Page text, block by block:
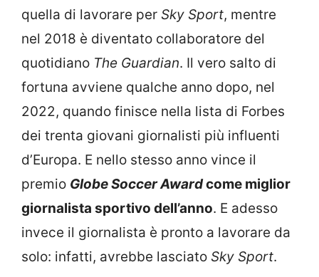
quella di lavorare per Sky Sport, mentre
nel 2018 è diventato collaboratore del
quotidiano The Guardian. Il vero salto di
fortuna avviene qualche anno dopo, nel
2022, quando finisce nella lista di Forbes
dei trenta giovani giornalisti più influenti
d’Europa. E nello stesso anno vince il
premio Globe Soccer Awardcome miglior
giornalista sportivo dell’anno. E adesso
invece il giornalista è pronto a lavorare da
solo: infatti, avrebbe lasciato Sky Sport.